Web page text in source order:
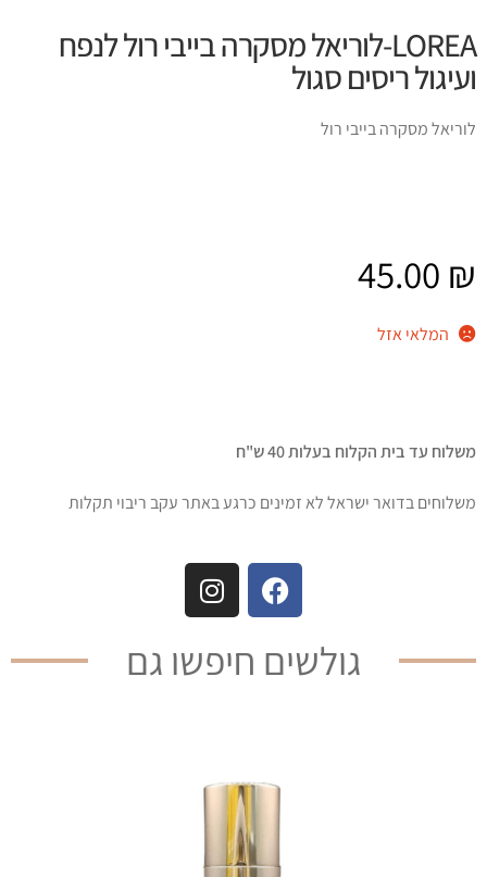
LOREA-לוריאל מסקרה בייבי רול לנפח
ועיגול ריסים סגול
לוריאל מסקרה בייבי רול
45.00 ₪
המלאי אזל
משלוח עד בית הקלוח בעלות 40 ש"ח
משלוחים בדואר ישראל לא זמינים כרגע באתר עקב ריבוי תקלות
גולשים חיפשו גם